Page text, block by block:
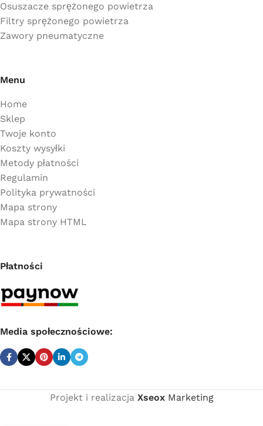
Osuszacze sprężonego powietrza
Filtry sprężonego powietrza
Zawory pneumatyczne
Menu
Home
Sklep
Twoje konto
Koszty wysyłki
Metody płatności
Regulamin
Polityka prywatności
Mapa strony
Mapa strony HTML
Płatności
Media społecznościowe:
Projekt i realizacja XseoxMarketing
Cena